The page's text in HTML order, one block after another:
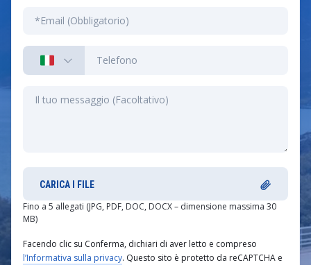
CARICA I FILE
Fino a 5 allegati (JPG, PDF, DOC, DOCX – dimensione massima 30
MB)
Facendo clic su Conferma, dichiari di aver letto e compreso
l’Informativa sulla privacy. Questo sito è protetto da reCAPTCHA e